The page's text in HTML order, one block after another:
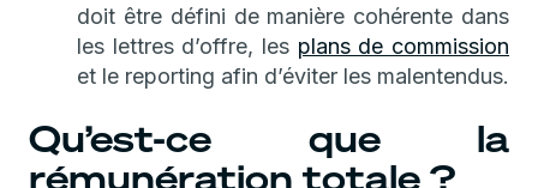
doit être défini de manière cohérente dans
les lettres d’offre, les plans de commission
et le reporting afin d’éviter les malentendus.
Qu’est-ce que la
rémunération totale ?